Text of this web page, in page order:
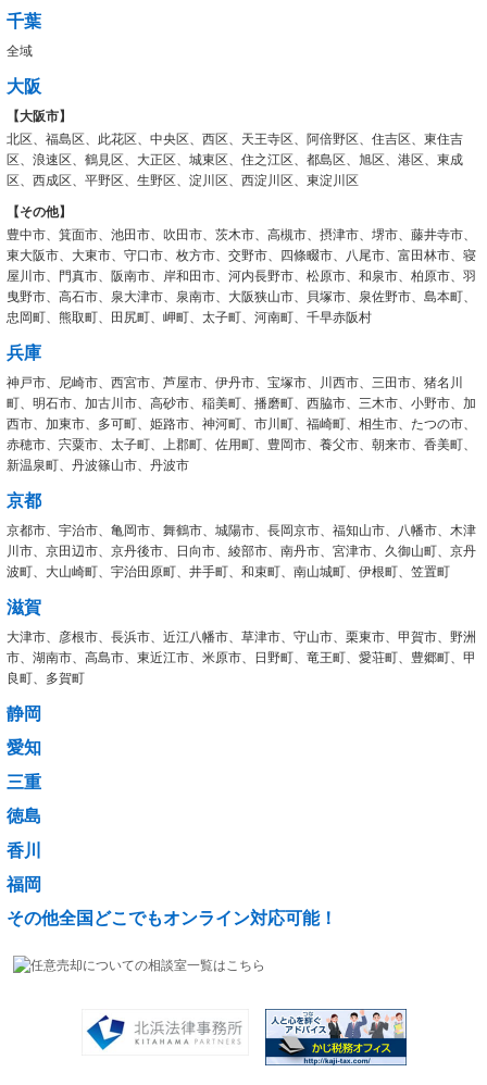
千葉
全域
大阪
【大阪市】
北区、福島区、此花区、中央区、西区、天王寺区、阿倍野区、住吉区、東住吉
区、浪速区、鶴見区、大正区、城東区、住之江区、都島区、旭区、港区、東成
区、西成区、平野区、生野区、淀川区、西淀川区、東淀川区
【その他】
豊中市、箕面市、池田市、吹田市、茨木市、高槻市、摂津市、堺市、藤井寺市、
東大阪市、大東市、守口市、枚方市、交野市、四條畷市、八尾市、富田林市、寝
屋川市、門真市、阪南市、岸和田市、河内長野市、松原市、和泉市、柏原市、羽
曳野市、高石市、泉大津市、泉南市、大阪狭山市、貝塚市、泉佐野市、島本町、
忠岡町、熊取町、田尻町、岬町、太子町、河南町、千早赤阪村
兵庫
神戸市、尼崎市、西宮市、芦屋市、伊丹市、宝塚市、川西市、三田市、猪名川
町、明石市、加古川市、高砂市、稲美町、播磨町、西脇市、三木市、小野市、加
西市、加東市、多可町、姫路市、神河町、市川町、福崎町、相生市、たつの市、
赤穂市、宍粟市、太子町、上郡町、佐用町、豊岡市、養父市、朝来市、香美町、
新温泉町、丹波篠山市、丹波市
京都
京都市、宇治市、亀岡市、舞鶴市、城陽市、長岡京市、福知山市、八幡市、木津
川市、京田辺市、京丹後市、日向市、綾部市、南丹市、宮津市、久御山町、京丹
波町、大山崎町、宇治田原町、井手町、和束町、南山城町、伊根町、笠置町
滋賀
大津市、彦根市、長浜市、近江八幡市、草津市、守山市、栗東市、甲賀市、野洲
市、湖南市、高島市、東近江市、米原市、日野町、竜王町、愛荘町、豊郷町、甲
良町、多賀町
静岡
愛知
三重
徳島
香川
福岡
その他全国どこでもオンライン対応可能！